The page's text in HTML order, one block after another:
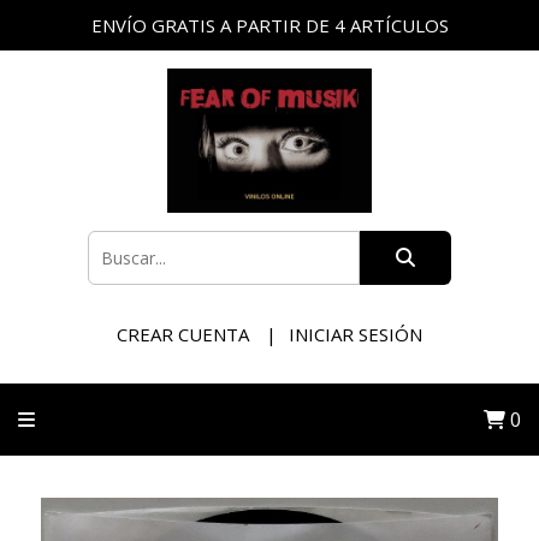
ENVÍO GRATIS A PARTIR DE 4 ARTÍCULOS
CREAR CUENTA INICIAR SESIÓN
0